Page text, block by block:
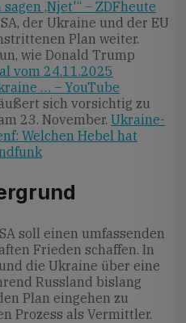
‚Njet'“ – ZDFheute
der Ukraine und der EU
Plan weiter.
wie Donald Trump
vom 24.11.2025
… – YouTube
sich vorsichtig zu
23. November. Ukraine-
Welchen Hebel hat
soll einen umfassenden
Frieden schaffen. In
die Ukraine über eine
Russland bislang
Plan eingehen zu
Prozess als Vermittler.